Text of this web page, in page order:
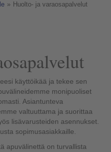
» Huolto- ja varaosapalvelut
käyttöikää ja tekee sen
monipuoliset
Asiantunteva
valtuuttama ja suorittaa
lisävarusteiden asennukset.
sopimusasiakkaille.
apuvälinettä on turvallista